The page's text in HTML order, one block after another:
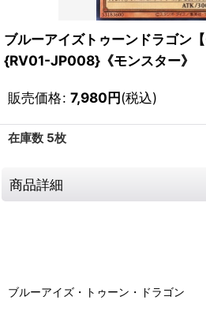
ブルーアイズトゥーンドラゴン【
{RV01-JP008}《モンスター》
販売価格: 7,980円(税込)
在庫数 5枚
商品詳細
ブルーアイズ・トゥーン・ドラゴン